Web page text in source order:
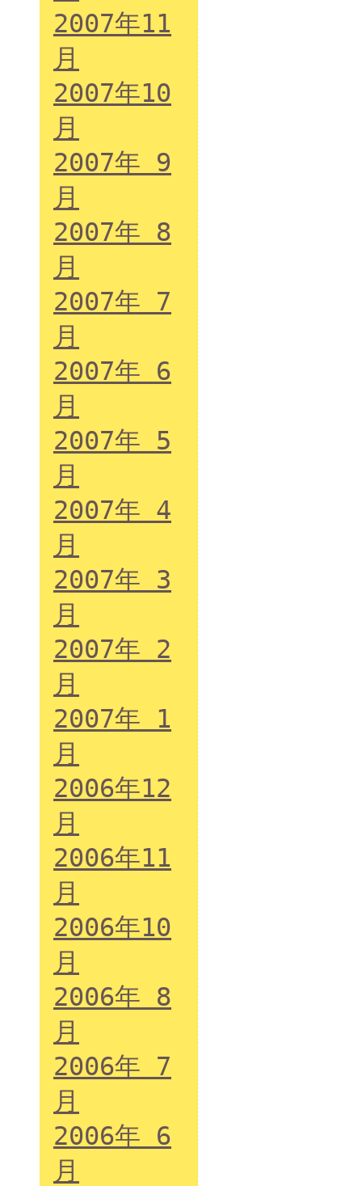
2007年11
月
2007年10
月
2007年 9
月
2007年 8
月
2007年 7
月
2007年 6
月
2007年 5
月
2007年 4
月
2007年 3
月
2007年 2
月
2007年 1
月
2006年12
月
2006年11
月
2006年10
月
2006年 8
月
2006年 7
月
2006年 6
月